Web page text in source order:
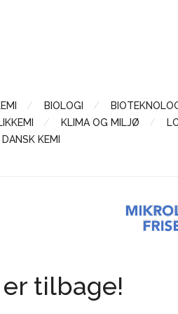
BIOLOGI
KLIMA OG MILJØ
KEMI
tilbage!